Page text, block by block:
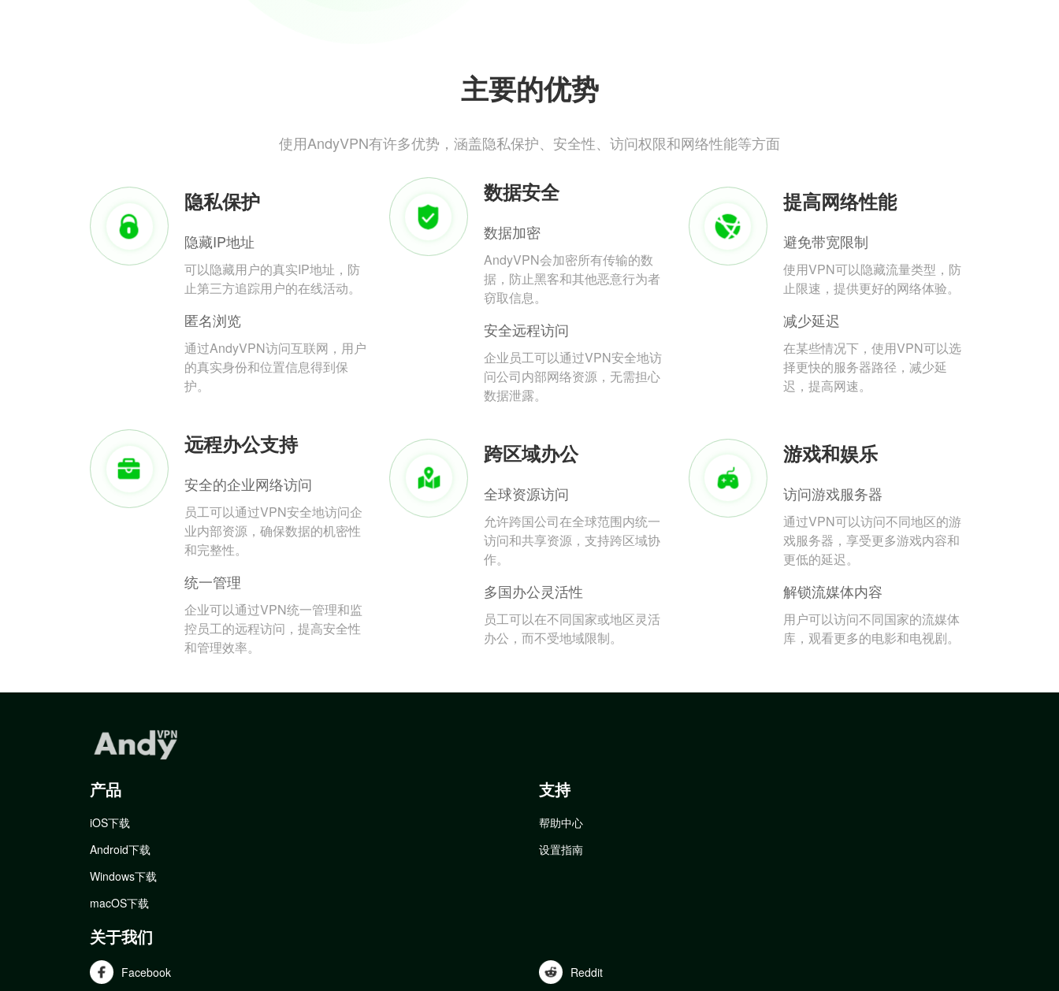
主要的优势
使用AndyVPN有许多优势，涵盖隐私保护、安全性、访问权限和网络性能等方面
隐私保护
隐藏IP地址
可以隐藏用户的真实IP地址，防
止第三方追踪用户的在线活动。
匿名浏览
通过AndyVPN访问互联网，用户
的真实身份和位置信息得到保
护。
数据安全
数据加密
AndyVPN会加密所有传输的数
据，防止黑客和其他恶意行为者
窃取信息。
安全远程访问
企业员工可以通过VPN安全地访
问公司内部网络资源，无需担心
数据泄露。
提高网络性能
避免带宽限制
使用VPN可以隐藏流量类型，防
止限速，提供更好的网络体验。
减少延迟
在某些情况下，使用VPN可以选
择更快的服务器路径，减少延
迟，提高网速。
远程办公支持
安全的企业网络访问
员工可以通过VPN安全地访问企
业内部资源，确保数据的机密性
和完整性。
统一管理
企业可以通过VPN统一管理和监
控员工的远程访问，提高安全性
和管理效率。
跨区域办公
全球资源访问
允许跨国公司在全球范围内统一
访问和共享资源，支持跨区域协
作。
多国办公灵活性
员工可以在不同国家或地区灵活
办公，而不受地域限制。
游戏和娱乐
访问游戏服务器
通过VPN可以访问不同地区的游
戏服务器，享受更多游戏内容和
更低的延迟。
解锁流媒体内容
用户可以访问不同国家的流媒体
库，观看更多的电影和电视剧。
产品
iOS下载
Android下载
Windows下载
macOS下载
支持
帮助中心
设置指南
关于我们
Facebook Reddit